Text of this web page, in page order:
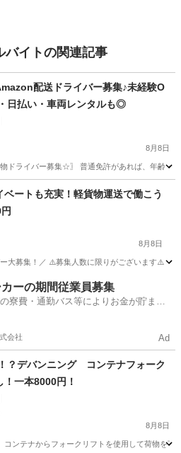
バイトの関連記事
配送ドライバー募集♪未経験O
日払い・車両レンタルも◎
8月8日
ドライバー募集☆〗 普通免許があれば、年齢・
Amazon
ベートも充実！軽貨物運送で働こう
8月8日
大募集！／ ⚠️募集人数に限りがございます⚠️
ーの期間従業員募集
寮費・通勤バス等によりお金が貯まり
会社 Ad
？デバンニング コンテナフォーク
！一本8000円！
8月8日
ンテナからフォークリフトを使用して荷物を